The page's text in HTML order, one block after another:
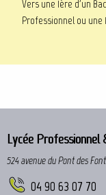
Vers une 1ère d'un
Professionnel ou une
Lycée Professionnel
524 avenue du Pont des
04 90 63 07 70